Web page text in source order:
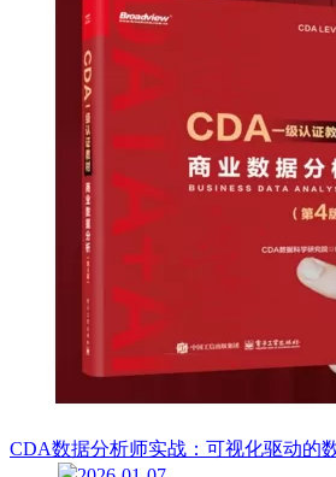
CDA数据分析师实战：可视化驱动的